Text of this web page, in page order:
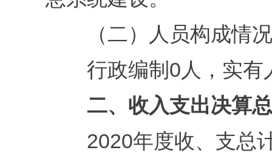
（二）人员构成情况
行政编制0人，实有
二、收入支出决算
2020年度收、 支总